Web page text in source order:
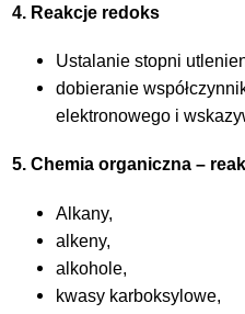
4. Reakcje redoks
Ustalanie stopni
dobieranie
elektronowego i
5. Chemia organiczna –
Alkany,
alkeny,
alkohole,
kwasy karboksylowe,